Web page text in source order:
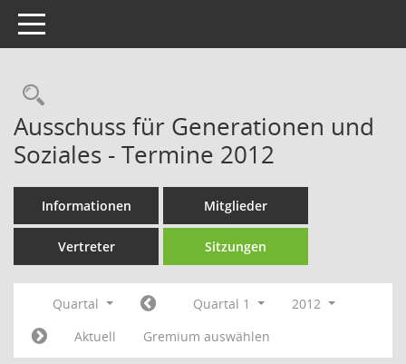
Toggle navigation
Rechercheauswahl
Ausschuss für Generationen und
Soziales - Termine 2012
Informationen Mitglieder
Vertreter Sitzungen
Quartal Quartal 1
2012
Aktuell
Gremium auswählen